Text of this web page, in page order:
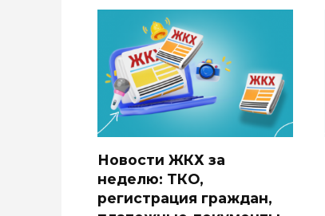
Новости ЖКХ за
неделю: ТКО,
регистрация граждан,